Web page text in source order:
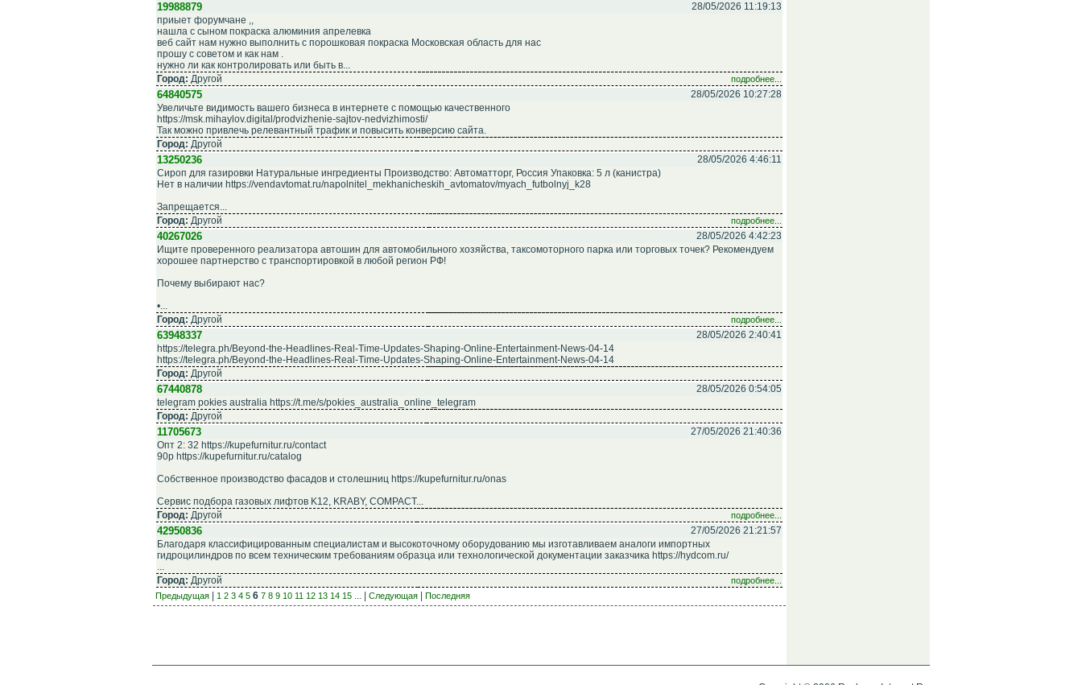
19988879
28/05/2026 11:19:13
приыет форумчане ,,
нашла с сыном покраска алюминия апрелевка
веб сайт нам нужно выполнить с порошковая покраска Московская область для нас
прошу c советом и как нам .
нужно ли как контролировать или быть в...
Город: Другой подробнее...
64840575
28/05/2026 10:27:28
Увеличьте видимость вашего бизнеса в интернете с помощью качественного
https://msk.mihaylov.digital/prodvizhenie-sajtov-nedvizhimosti/
Так можно привлечь релевантный трафик и повысить конверсию сайта.
Город: Другой
13250236
28/05/2026 4:46:11
Сироп для газировки Натуральные ингредиенты Производство: Автоматторг, Россия Упаковка: 5 л (канистра)
Нет в наличии https://vendavtomat.ru/napolnitel_mekhanicheskih_avtomatov/myach_futbolnyj_k28
Запрещается...
Город: Другой подробнее...
40267026
28/05/2026 4:42:23
Ищите проверенного реализатора автошин для автомобильного хозяйства, таксомоторного парка или торговых точек? Рекомендуем
хорошее партнерство с транспортировкой в любой регион РФ!
Почему выбирают нас?
•...
Город: Другой подробнее...
63948337
28/05/2026 2:40:41
https://telegra.ph/Beyond-the-Headlines-Real-Time-Updates-Shaping-Online-Entertainment-News-04-14
https://telegra.ph/Beyond-the-Headlines-Real-Time-Updates-Shaping-Online-Entertainment-News-04-14
Город: Другой
67440878
28/05/2026 0:54:05
telegram pokies australia https://t.me/s/pokies_australia_online_telegram
Город: Другой
11705673
27/05/2026 21:40:36
Опт 2: 32 https://kupefurnitur.ru/contact
90р https://kupefurnitur.ru/catalog
Собственное производство фасадов и столешниц https://kupefurnitur.ru/onas
Сервис подбора газовых лифтов K12, KRABY, COMPACT...
Город: Другой подробнее...
42950836
27/05/2026 21:21:57
Благодаря классифицированным специалистам и высокоточному оборудованию мы изготавливаем аналоги импортных
гидроцилиндров по всем техническим требованиям образца или технологической документации заказчика https://hydcom.ru/
...
Город: Другой
подробнее...
Предыдущая
1 2 3 4 5 6 7 8 9 10 11 12 13 14 15 ... | Следующая Последняя